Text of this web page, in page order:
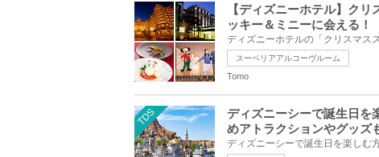
【ディズニーホテル】ク
ッキー＆ミニーに会える！
スーペリアアルコーヴルーム
Tomo
TDS
ディズニーシーで誕生日を
めアトラクションやグッズ